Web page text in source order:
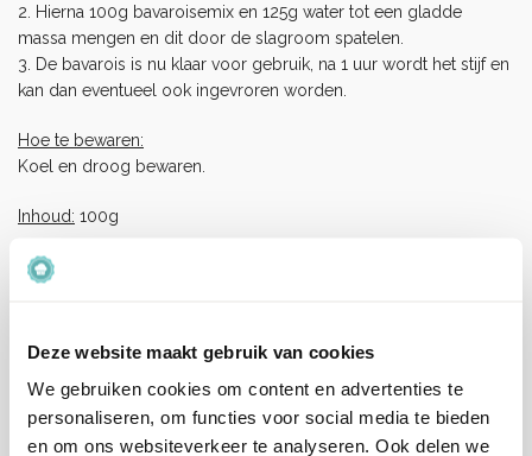
Deze website maakt gebruik van cookies
We gebruiken cookies om content en advertenties te
personaliseren, om functies voor social media te bieden
en om ons websiteverkeer te analyseren. Ook delen we
2. Hierna 100g bavaroisemix en 125g water tot een gladde
massa mengen en dit door de slagroom spatelen.
3. De bavarois is nu klaar voor gebruik, na 1 uur wordt het stijf en
kan dan eventueel ook ingevroren worden.
Hoe te bewaren:
Koel en droog bewaren.
Inhoud: 100g
Ingrediënten:
zout, kleurstof(E162, E160b).
Allergenen:
Dit product bevat Gelatine.
Dit product wordt geproduceerd in een bedrijf waar ook gluten